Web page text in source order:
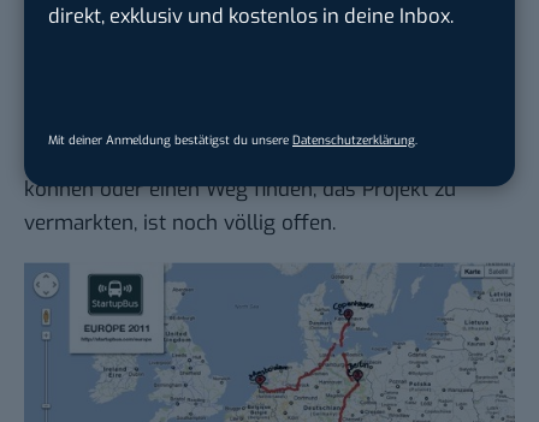
direkt, exklusiv und kostenlos in deine Inbox.
Mit deiner Anmeldung bestätigst du unsere Datenschutzerklärung
das auch? Von Invoi steht erst einmal nur die
Gründer Invoi überhaupt technisch umsetzen
können oder einen Weg finden, das Projekt zu
vermarkten, ist noch völlig offen.